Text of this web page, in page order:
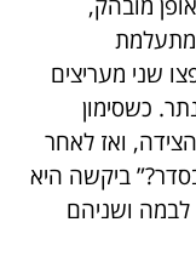
מובהק,
מתעלמת
שני מעריצים
כשסימון
ואז לאחר
ביקשה היא
ושניהם